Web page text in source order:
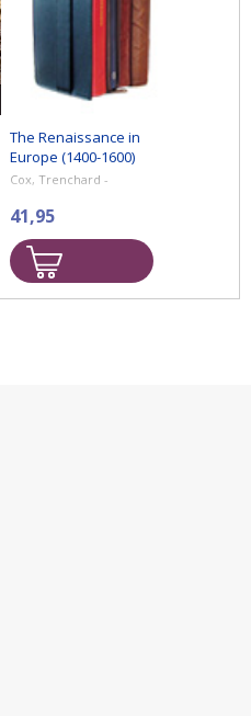
The Renaissance in
Europe (1400-1600)
Cox, Trenchard -
41,95